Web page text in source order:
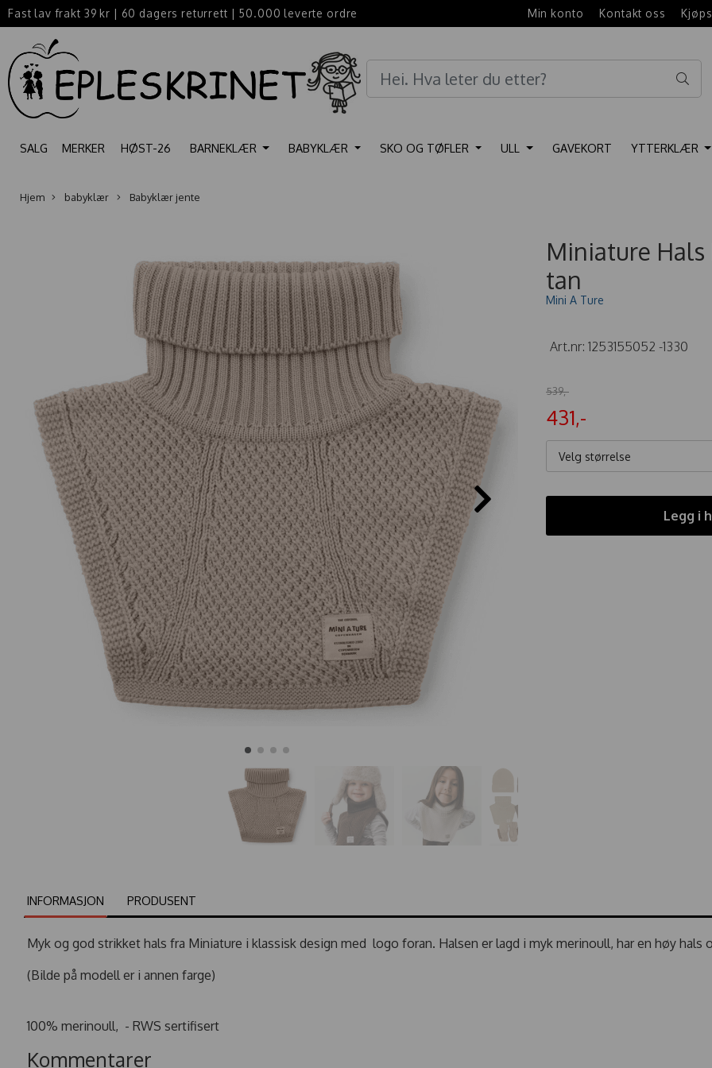
Fast lav frakt 39 kr | 60 dagers returrett | 50.000 leverte ordre Min konto Kontakt oss
SALG MERKER HØST-26 BARNEKLÆR BABYKLÆR SKO OG TØFLER ULL GAVEKORT YTTERKLÆR
Hjem babyklær Babyklær jente
Miniature
tan
Mini A Ture
Art.nr: 1253155052 -1330
539,-
431,-
Velg størrelse
Legg i
INFORMASJON PRODUSENT
Myk og god strikket hals fra Miniature i klassisk design med logo foran. Halsen er lagd i myk merinoull, har en høy hals
(Bilde på modell er i annen farge)
100% merinoull, - RWS sertifisert
Kommentarer